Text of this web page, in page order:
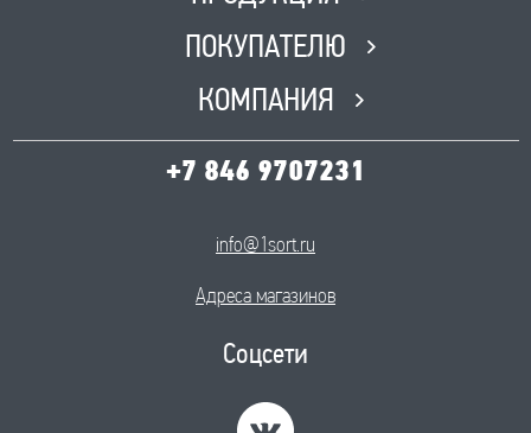
ПОКУПАТЕЛЮ
КОМПАНИЯ
+7 846 9707231
info@1sort.ru
Адреса магазинов
Соцсети